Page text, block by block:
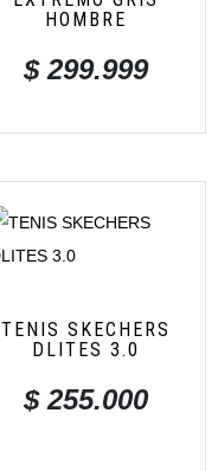
HOMBRE
$299.999
TENIS SKECHERS
DLITES 3.0
$255.000